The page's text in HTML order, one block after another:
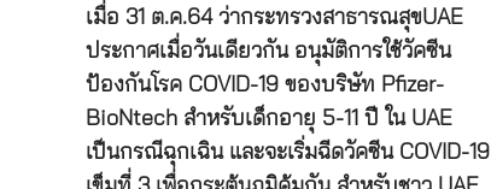
เมื่อ 31 ต.ค.64 ว่ากระทรวงสาธารณสุขUAE
ประกาศเมื่อวันเดียวกัน อนุมัติการใช้วัคซีน
ป้องกันโรค COVID-19 ของบริษัท Pfizer-
BioNtech สำหรับเด็กอายุ 5-11 ปี ใน UAE
เป็นกรณีฉุกเฉิน และจะเริ่มฉีดวัคซีน COVID-19